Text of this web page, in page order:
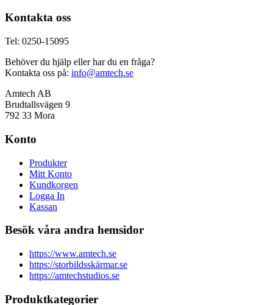
Kontakta oss
Tel: 0250-15095
Behöver du hjälp eller har du en fråga?
Kontakta oss på: info@amtech.se
Amtech AB
Brudtallsvägen 9
792 33 Mora
Konto
Produkter
Mitt Konto
Kundkorgen
Logga In
Kassan
Besök våra andra hemsidor
https://www.amtech.se
https://storbildsskärmar.se
https://amtechstudios.se
Produktkategorier